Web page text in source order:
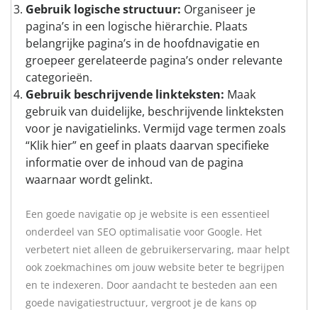
Gebruik logische structuur: Organiseer je
pagina’s in een logische hiërarchie. Plaats
belangrijke pagina’s in de hoofdnavigatie en
groepeer gerelateerde pagina’s onder relevante
categorieën.
Gebruik beschrijvende linkteksten: Maak
gebruik van duidelijke, beschrijvende linkteksten
voor je navigatielinks. Vermijd vage termen zoals
“Klik hier” en geef in plaats daarvan specifieke
informatie over de inhoud van de pagina
waarnaar wordt gelinkt.
Een goede navigatie op je website is een essentieel
onderdeel van SEO optimalisatie voor Google. Het
verbetert niet alleen de gebruikerservaring, maar helpt
ook zoekmachines om jouw website beter te begrijpen
en te indexeren. Door aandacht te besteden aan een
goede navigatiestructuur, vergroot je de kans op